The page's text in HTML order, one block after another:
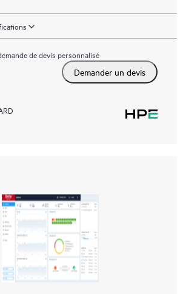
de devis personnalisé
Demander un devis